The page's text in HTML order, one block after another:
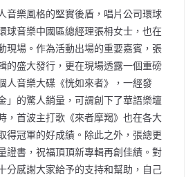
音樂風格的堅實後盾，唱片公司環球
球音樂中國區總經理張枏女士，也在
現場。作為活動出場的重要嘉賓，張
的盛大發行，更在現場透露一個重磅
人音樂大碟《恍如來者》，一經發
」的驚人銷量，可謂創下了華語樂壇
，首波主打歌《來者摩羯》也在各大
得冠軍的好成績。除此之外，張總更
證書，祝福頂頂新專輯再創佳績。對
分感謝大家給予的支持和幫助，自己